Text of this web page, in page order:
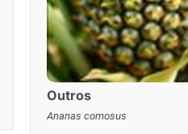
Outros
Ananas comosus